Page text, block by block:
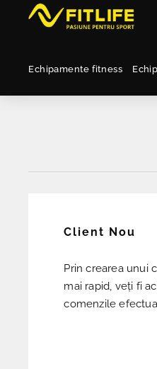
Echipamente fitness
Client Nou
Prin crearea unui
mai rapid, veți fi
comenzile